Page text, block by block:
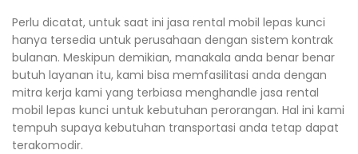
Perlu dicatat, untuk saat ini jasa rental mobil lepas kunci
hanya tersedia untuk perusahaan dengan sistem kontrak
bulanan. Meskipun demikian, manakala anda benar benar
butuh layanan itu, kami bisa memfasilitasi anda dengan
mitra kerja kami yang terbiasa menghandle jasa rental
mobil lepas kunci untuk kebutuhan perorangan. Hal ini kami
tempuh supaya kebutuhan transportasi anda tetap dapat
terakomodir.